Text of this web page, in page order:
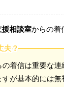
援相談室からの着
夫？
着信は重要な連
が基本的には